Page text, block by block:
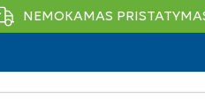
NEMOKAMAS